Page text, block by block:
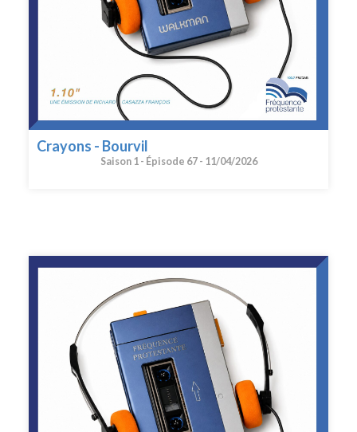
Crayons - Bourvil
Saison 1 - Épisode 67 - 11/04/2026